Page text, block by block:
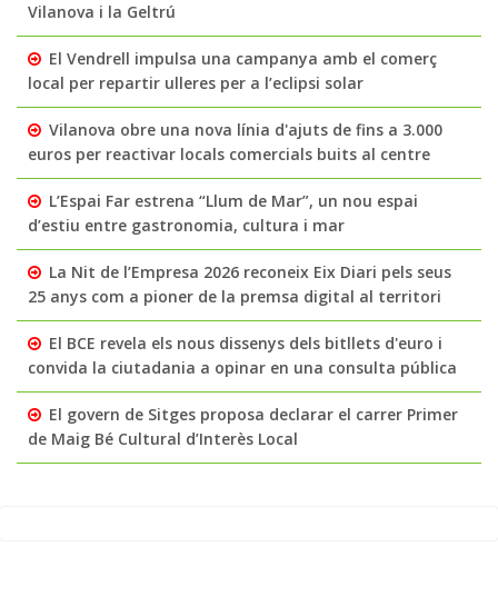
Vilanova i la Geltrú
El Vendrell impulsa una campanya amb el comerç
local per repartir ulleres per a l’eclipsi solar
Vilanova obre una nova línia d'ajuts de fins a 3.000
euros per reactivar locals comercials buits al centre
L’Espai Far estrena “Llum de Mar”, un nou espai
d’estiu entre gastronomia, cultura i mar
La Nit de l’Empresa 2026 reconeix Eix Diari pels seus
25 anys com a pioner de la premsa digital al territori
El BCE revela els nous dissenys dels bitllets d'euro i
convida la ciutadania a opinar en una consulta pública
El govern de Sitges proposa declarar el carrer Primer
de Maig Bé Cultural d’Interès Local